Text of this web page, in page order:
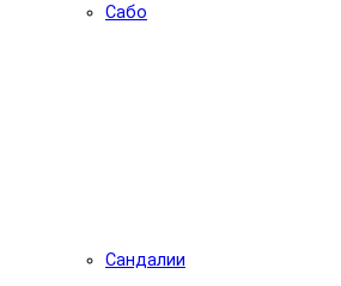
Сабо
Сандалии